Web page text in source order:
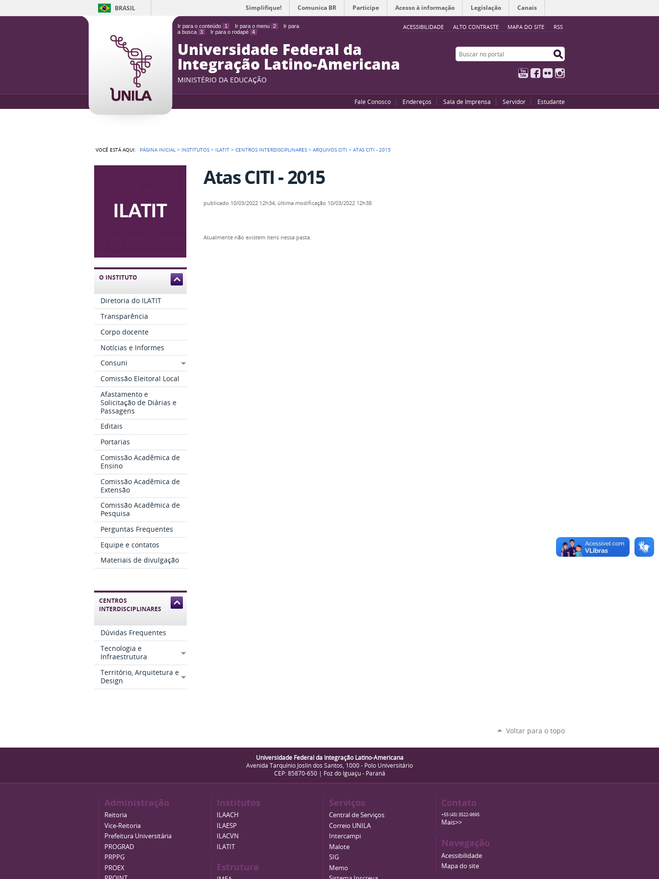
Ir para o conteúdo 1 Ir para o menu 2
Ir para
a busca 3 Ir para o rodapé 4
ACESSIBILIDADE ALTO CONTRASTE MAPA DO SITE RSS
BRASIL Simplifique! Comunica BR Participe Acesso à informação Legislação Canais
Universidade Federal da
Integração Latino-Americana
MINISTÉRIO DA EDUCAÇÃO
Buscar no portal
YouTubeFacebook
Flickr
Fale Conosco Endereços Sala de Imprensa Servidor Estudante
VOCÊ ESTÁ AQUI: PÁGINA INICIAL > INSTITUTOS > ILATIT >CENTROS INTERDISCIPLINARES >ARQUIVOS CITI >ATAS CITI - 2015
O INSTITUTO
Diretoria do ILATIT
Transparência
Corpo docente
Notícias e Informes
Consuni
Comissão Eleitoral Local
Afastamento e
Solicitação de Diárias e
Passagens
Editais
Portarias
Comissão Acadêmica de
Ensino
Comissão Acadêmica de
Extensão
Comissão Acadêmica de
Pesquisa
Perguntas Frequentes
Equipe e contatos
Materiais de divulgação
CENTROS
INTERDISCIPLINARES
Dúvidas Frequentes
Tecnologia e
Infraestrutura
Território, Arquitetura e
Design
Atas CITI - 2015
publicado 10/03/2022 12h34, última modificação 10/03/2022 12h38
Atualmente não existem itens nessa pasta.
Voltar para o topo
Universidade Federal da Integração Latino-Americana
Avenida Tarquínio Joslin dos Santos, 1000 - Polo Universitário
CEP: 85870-650 | Foz do Iguaçu - Paraná
Administração
Reitoria
Vice-Reitoria
Prefeitura Universitária
PROGRAD
PRPPG
PROEX
Institutos
ILAACH
ILAESP
ILACVN
ILATIT
Estrutura
Serviços
Central de Serviços
Correio UNILA
Intercampi
Malote
SIG
Memo
Contato
+55 (45) 3522-9695
Mais>>
Navegação
Acessibilidade
Mapa do site